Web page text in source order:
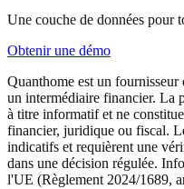
Une couche de données pour
Obtenir une démo
Quanthome est un fournisseur
un intermédiaire financier. La
à titre informatif et ne
financier, juridique ou fiscal.
indicatifs et requièrent une
dans une décision régulée.
l'UE (Règlement 2024/1689,